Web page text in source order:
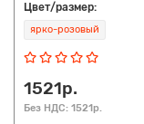
Цвет/размер:
ярко-розовый
1521р.
Без НДС: 1521р.